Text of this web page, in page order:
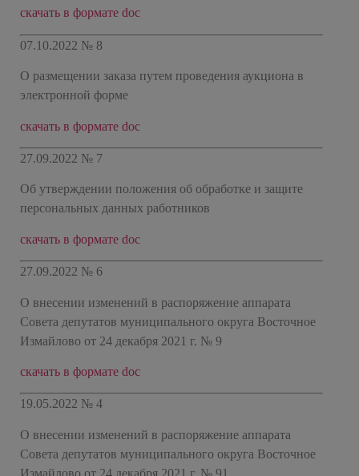
скачать в формате doc
07.10.2022 № 8
О размещении заказа путем проведения аукциона в
электронной форме
скачать в формате doc
27.09.2022 № 7
Об утверждении положения об обработке и защите
персональных данных работников
скачать в формате doc
27.09.2022 № 6
О внесении изменений в распоряжение аппарата
Совета депутатов муниципального округа Восточное
Измайлово от 24 декабря 2021 г. № 9
скачать в формате doc
19.05.2022 № 4
О внесении изменений в распоряжение аппарата
Совета депутатов муниципального округа Восточное
Измайлово от 24 декабря 2021 г. № 91